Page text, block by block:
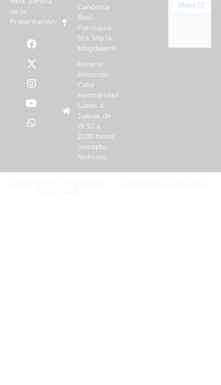
de la
Presentación.
Canónica
Real
Parroquia
Sta. Maria
Magdalena
Horario
Atención
Casa
Hermandad
Lunes a
Jueves de
19:30 a
21:00 horas
(excepto
festivos).
HERMANDAD DEL CALVARIO